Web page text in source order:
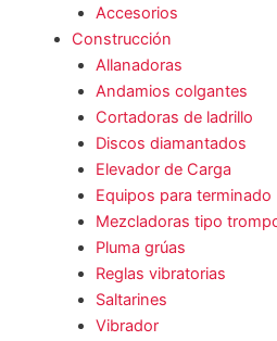
Accesorios
Construcción
Allanadoras
Andamios colgantes
Cortadoras de ladrillo
Discos diamantados
Elevador de Carga
Equipos para terminado
Mezcladoras tipo
Pluma grúas
Reglas vibratorias
Saltarines
Vibrador